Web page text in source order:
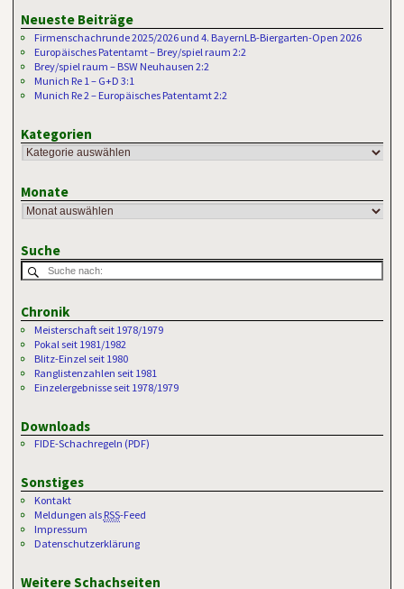
Neueste Beiträge
Firmenschachrunde 2025/2026 und 4. BayernLB-Biergarten-Open 2026
Europäisches Patentamt – Brey/spiel raum 2:2
Brey/spiel raum – BSW Neuhausen 2:2
Munich Re 1 – G+D 3:1
Munich Re 2 – Europäisches Patentamt 2:2
Kategorien
Monate
Suche
Chronik
Meisterschaft seit 1978/1979
Pokal seit 1981/1982
Blitz-Einzel seit 1980
Ranglistenzahlen seit 1981
Einzelergebnisse seit 1978/1979
Downloads
FIDE-Schachregeln (PDF)
Sonstiges
Kontakt
Meldungen als RSS-Feed
Impressum
Datenschutzerklärung
Weitere Schachseiten